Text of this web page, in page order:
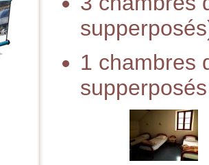
1 chambres